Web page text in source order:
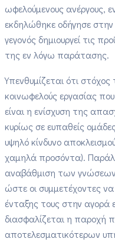
ωφελούμενους ανέργους,
εκδηλώθηκε οδήγησε
γεγονός δημιουργεί τις
της εν λόγω παράτασης.
Υπενθυμίζεται ότι
κοινωφελούς εργασίας
είναι η ενίσχυση της
κυρίως σε ευπαθείς
υψηλό κίνδυνο
χαμηλά προσόντα).
αναβάθμιση των
ώστε οι συμμετέχοντες
ένταξης τους στην αγορά
διασφαλίζεται η παροχή
αποτελεσματικότερων